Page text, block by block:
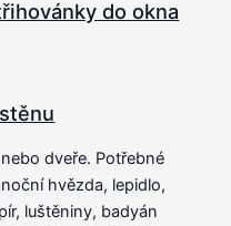
do okna
dveře. Potřebné
hvězda, lepidlo,
luštěniny, badyán